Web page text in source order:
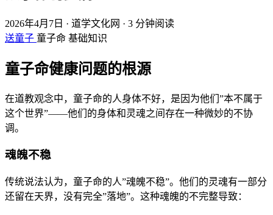
2026年4月7日 · 道学文化网 · 3 分钟阅读
送童子 童子命 基础知识
童子命健康问题的根源
在道教观念中，童子命的人身体不好，是因为他们”本不属于
这个世界”——他们的身体和灵魂之间存在一种微妙的不协
调。
魂魄不稳
传统说法认为，童子命的人”魂魄不稳”。他们的灵魂有一部分
还留在天界，没有完全”落地”。这种魂魄的不完整导致：